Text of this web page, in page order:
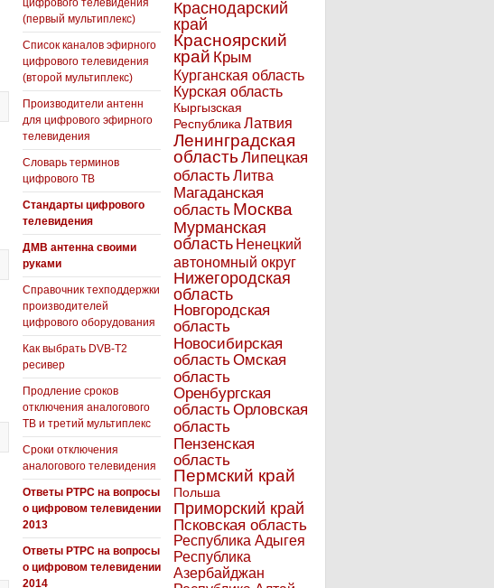
цифрового телевидения
(первый мультиплекс)
Список каналов эфирного
цифрового телевидения
(второй мультиплекс)
Производители антенн
для цифрового эфирного
телевидения
Словарь терминов
цифрового ТВ
Стандарты цифрового
телевидения
ДМВ антенна своими
руками
Справочник техподдержки
производителей
цифрового оборудования
Как выбрать DVB-T2
ресивер
Продление сроков
отключения аналогового
ТВ и третий мультиплекс
Сроки отключения
аналогового телевидения
Ответы РТРС на вопросы
о цифровом телевидении
2013
Ответы РТРС на вопросы
о цифровом телевидении
2014
Краснодарский
край
Красноярский
край Крым
Курганская область
Курская область
Кыргызская
Республика Латвия
Ленинградская
область Липецкая
областьЛитва
Магаданская
область Москва
Мурманская
область Ненецкий
автономный округ
Нижегородская
область
Новгородская
область
Новосибирская
областьОмская
область
Оренбургская
областьОрловская
область
Пензенская
область
Пермский край
Польша
Приморский край
Псковская область
Республика Адыгея
Республика
Азербайджан